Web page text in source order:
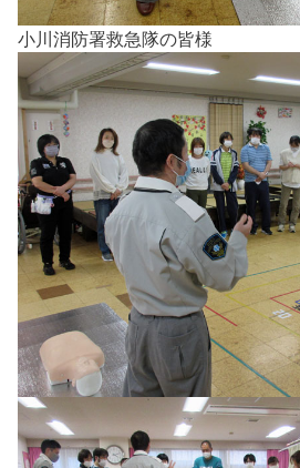
小川消防署救急隊の皆様